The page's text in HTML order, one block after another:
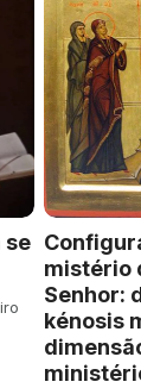
se
mistério
Senhor:
kénosis